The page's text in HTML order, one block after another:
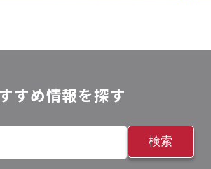
すめ情報を探す
検索